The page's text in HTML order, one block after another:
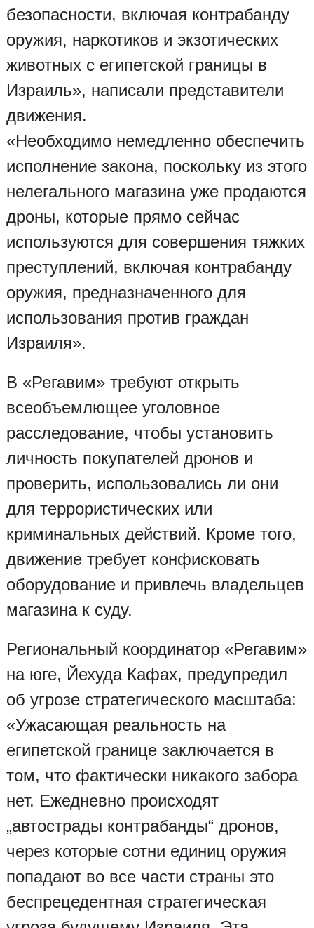
безопасности, включая контрабанду
оружия, наркотиков и экзотических
животных с египетской границы в
Израиль», написали представители
движения.
«Необходимо немедленно обеспечить
исполнение закона, поскольку из этого
нелегального магазина уже продаются
дроны, которые прямо сейчас
используются для совершения тяжких
преступлений, включая контрабанду
оружия, предназначенного для
использования против граждан
Израиля».
В «Регавим» требуют открыть
всеобъемлющее уголовное
расследование, чтобы установить
личность покупателей дронов и
проверить, использовались ли они
для террористических или
криминальных действий. Кроме того,
движение требует конфисковать
оборудование и привлечь владельцев
магазина к суду.
Региональный координатор «Регавим»
на юге, Йехуда Кафах, предупредил
об угрозе стратегического масштаба:
«Ужасающая реальность на
египетской границе заключается в
том, что фактически никакого забора
нет. Ежедневно происходят
„автострады контрабанды“ дронов,
через которые сотни единиц оружия
попадают во все части страны это
беспрецедентная стратегическая